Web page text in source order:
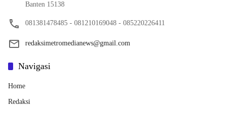
Banten 15138
081381478485 - 081210169048 - 085220226411
redaksimetromedianews@gmail.com
Navigasi
Home
Redaksi